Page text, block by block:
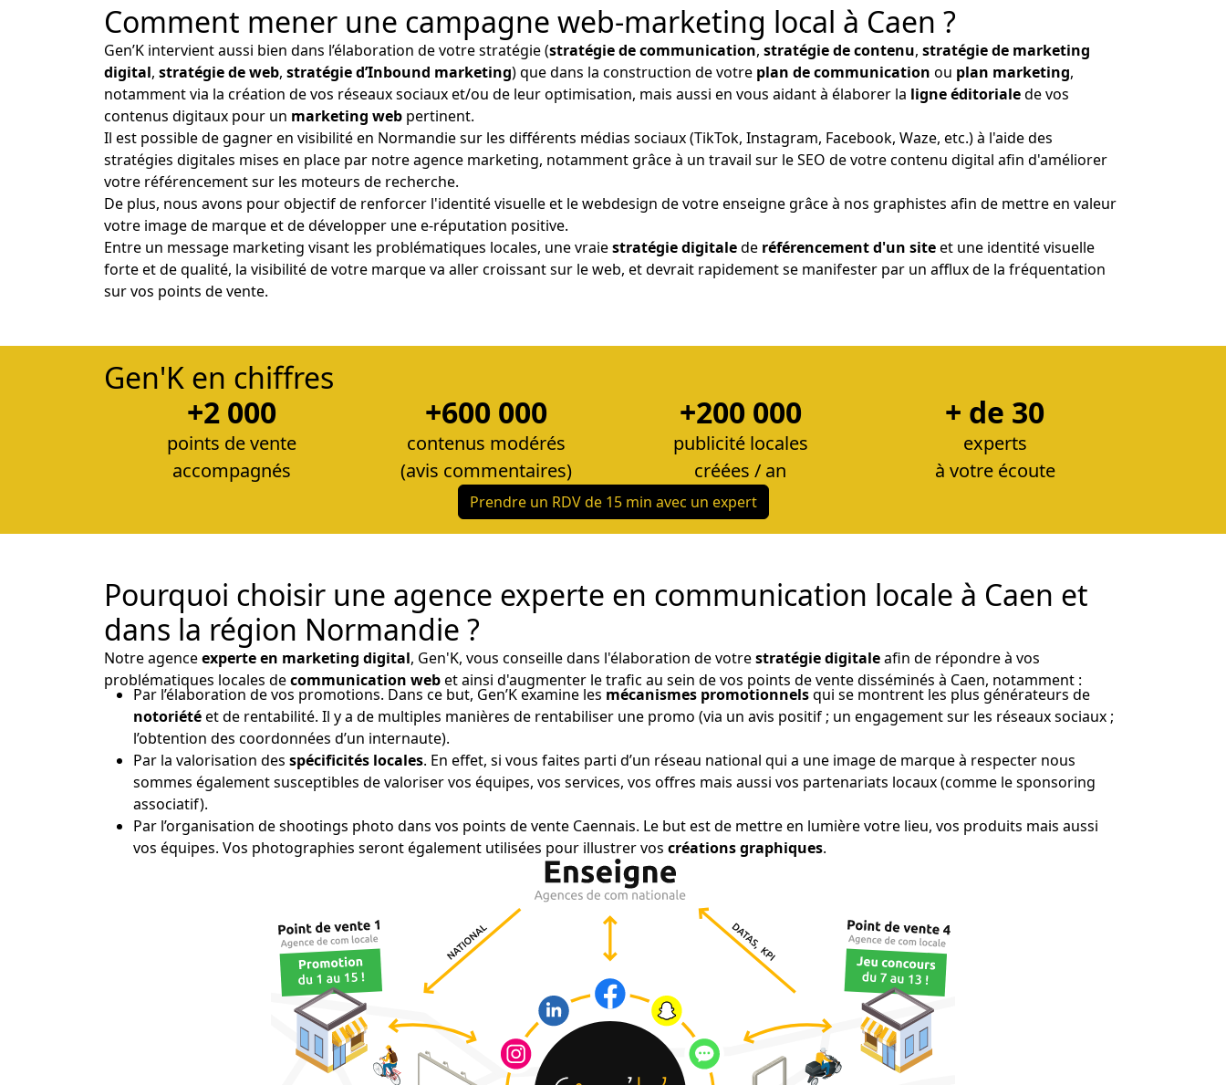
Comment mener une campagne web-marketing local à Caen ?
Gen’K intervient aussi bien dans l’élaboration de votre stratégie (stratégie de communication, stratégie de contenu, stratégie de marketing
digital, stratégie de web, stratégie d’Inbound marketing) que dans la construction de votre plan de communication ou plan marketing,
notamment via la création de vos réseaux sociaux et/ou de leur optimisation, mais aussi en vous aidant à élaborer la ligne éditorialede vos
contenus digitaux pour un marketing web pertinent.
Il est possible de gagner en visibilité en Normandie sur les différents médias sociaux (TikTok, Instagram, Facebook, Waze, etc.) à l'aide des
stratégies digitales mises en place par notre agence marketing, notamment grâce à un travail sur le SEO de votre contenu digital afin d'améliorer
votre référencement sur les moteurs de recherche.
De plus, nous avons pour objectif de renforcer l'identité visuelle et le webdesign de votre enseigne grâce à nos graphistes afin de mettre en valeur
votre image de marque et de développer une e-réputation positive.
Entre un message marketing visant les problématiques locales, une vraiestratégie digitalede référencement d'un siteet une identité visuelle
forte et de qualité, la visibilité de votre marque va aller croissant sur le web, et devrait rapidement se manifester par un afflux de la fréquentation
sur vos points de vente.
Gen'K en chiffres
+2 000
points de vente
accompagnés
+600 000
contenus modérés
(avis commentaires)
+200 000
publicité locales
créées / an
+ de 30
experts
à votre écoute
Prendre un RDV de 15 min avec un expert
Pourquoi choisir une agence experte en communication locale à Caen et
dans la région Normandie ?
Notre agenceexperte en marketing digital, Gen'K, vous conseille dans l'élaboration de votrestratégie digitaleafin de répondre à vos
problématiques locales decommunication webet ainsi d'augmenter le trafic au sein de vos points de vente disséminés à Caen, notamment :
Par l’élaboration de vos promotions. Dans ce but, Gen’K examine les mécanismes promotionnelsqui se montrent les plus générateurs de
notoriétéet de rentabilité. Il y a de multiples manières de rentabiliser une promo (via un avis positif ; un engagement sur les réseaux sociaux ;
l’obtention des coordonnées d’un internaute).
Par la valorisation des spécificités locales. En effet, si vous faites parti d’un réseau national qui a une image de marque à respecter nous
sommes également susceptibles de valoriser vos équipes, vos services, vos offres mais aussi vos partenariats locaux (comme le sponsoring
associatif).
Par l’organisation de shootings photo dans vos points de vente Caennais. Le but est de mettre en lumière votre lieu, vos produits mais aussi
vos équipes. Vos photographies seront également utilisées pour illustrer vos créations graphiques.